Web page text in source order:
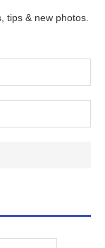
tips & new photos.